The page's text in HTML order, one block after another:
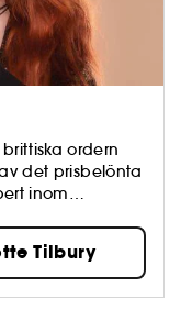
ordern
det prisbelönta
inom
parfymer!
Tilbury